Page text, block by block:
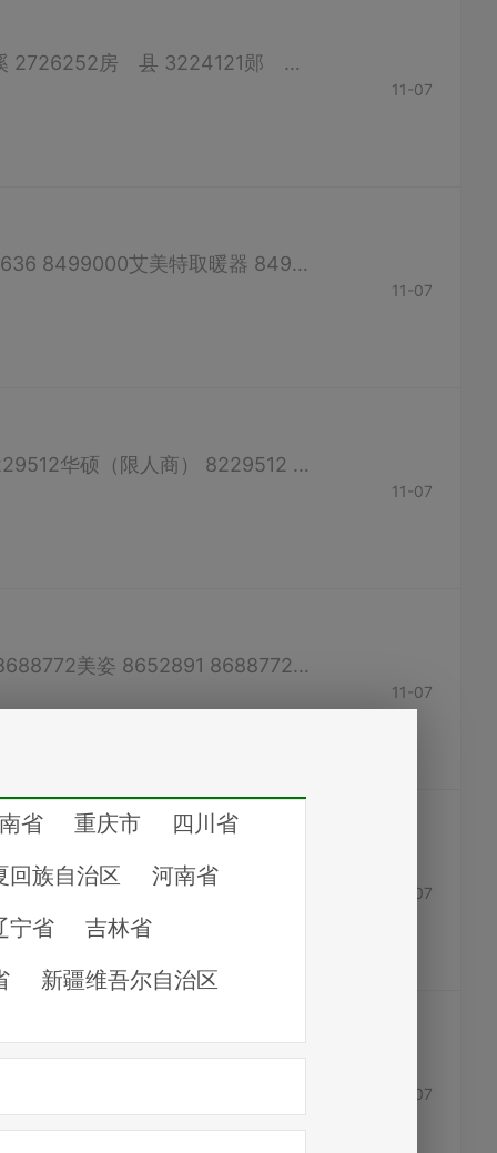
张湾区 8675507茅箭区 8791330白浪人事局 8319860竹 山 4225235竹 溪 2726252房 县 3224121郧 西 6227422郧 阳 7228591 丹 江 5236725 （如有错误，请联系客服修...
11-07
格兰仕 8496448 LG 8661819 13872839352海尔 8219999美的取暖器 8683636 8499000艾美特取暖器 8496448泰力浴霸 8202007格力取暖器 8486007先锋取暖器 13593723811奥普浴霸 8678533飞雕浴霸 81...
11-07
联想 8674713方正 8680924同方 8229512 IBM 8200690三星（限人商） 8229512华硕（限人商） 8229512 （如有错误，请联系客服修改） 十堰手机售后服务电话 摩托罗拉 8652088 诺基亚 8118567三...
11-07
西门子 4008899999 LG 8661819 8679448荣事达 8683636美的 8652891 8688772美姿 8652891 86887726 TCL 4008123456三洋 95105958松下 8488488 6891823 （如有错误，请联系客服修改）
11-07
11-07
11-07